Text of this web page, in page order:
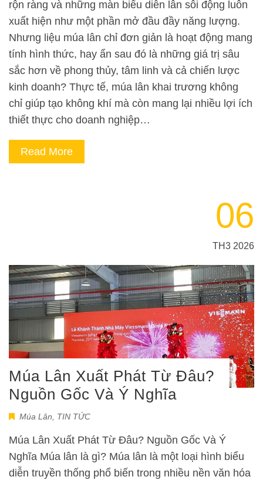
rộn ràng và những màn biểu diễn lân sôi động luôn
xuất hiện như một phần mở đầu đầy năng lượng.
Nhưng liệu múa lân chỉ đơn giản là hoạt động mang
tính hình thức, hay ẩn sau đó là những giá trị sâu
sắc hơn về phong thủy, tâm linh và cả chiến lược
kinh doanh? Thực tế, múa lân khai trương không
chỉ giúp tạo không khí mà còn mang lại nhiều lợi ích
thiết thực cho doanh nghiệp…
Read More
06
TH3 2026
Múa Lân Xuất Phát Từ Đâu?
Nguồn Gốc Và Ý Nghĩa
Múa Lân TIN TỨC
Múa Lân Xuất Phát Từ Đâu? Nguồn Gốc Và Ý
Nghĩa Múa lân là gì? Múa lân là một loại hình biểu
diễn truyền thống phổ biến trong nhiều nền văn hóa